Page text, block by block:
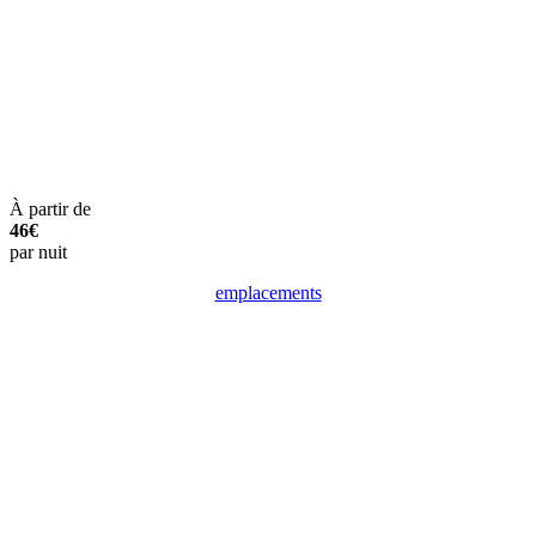
À partir de
46€
par nuit
emplacements